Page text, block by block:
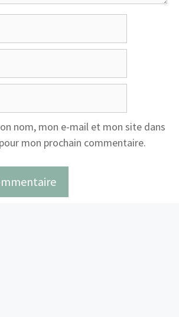
nom, mon e-mail et mon site dans
mon prochain commentaire.